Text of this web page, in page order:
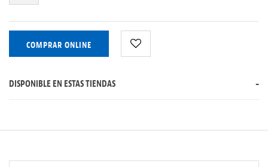
COMPRAR ONLINE
DISPONIBLE EN ESTAS TIENDAS